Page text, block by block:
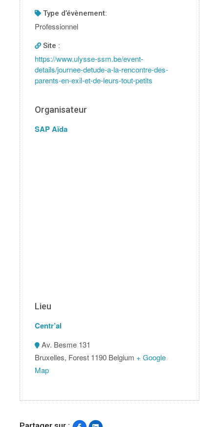
type d’évènement:
Professionnel
Site :
https://www.ulysse-ssm.be/event-
details/journee-detude-a-la-rencontre-des-
parents-en-exil-et-de-leurs-tout-petits
Organisateur
SAP Aïda
Lieu
Centr’al
Av. Besme 131
Bruxelles, Forest 1190 Belgium + Google
Map